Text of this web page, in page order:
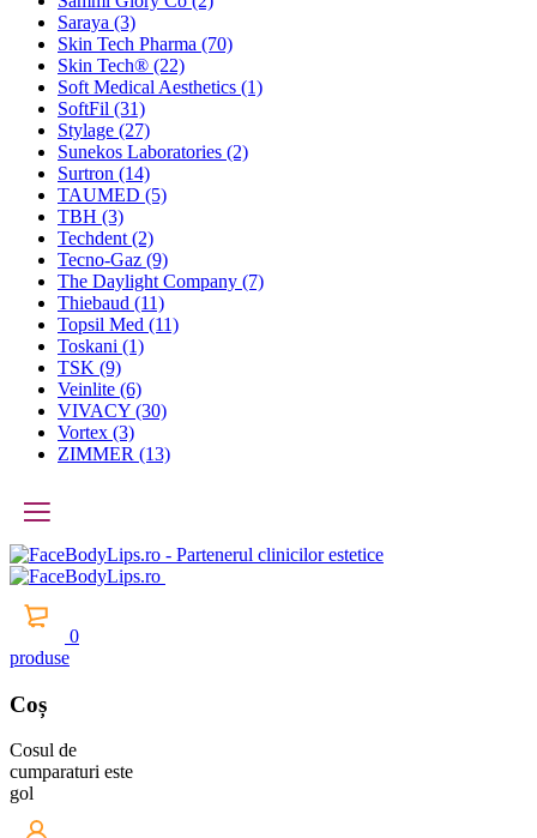
Saraya (3)
Skin Tech Pharma (70)
Skin Tech® (22)
Soft Medical Aesthetics (1)
SoftFil (31)
Stylage (27)
Sunekos Laboratories (2)
Surtron (14)
TAUMED (5)
TBH (3)
Techdent (2)
Tecno-Gaz (9)
The Daylight Company (7)
Thiebaud (11)
Topsil Med (11)
Toskani (1)
TSK (9)
Veinlite (6)
VIVACY (30)
Vortex (3)
ZIMMER (13)
0
produse
Coș
Cosul de
cumparaturi este
gol